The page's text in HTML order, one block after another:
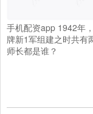
手机配资app 1942年
牌新1军组建之时共有
师长都是谁？